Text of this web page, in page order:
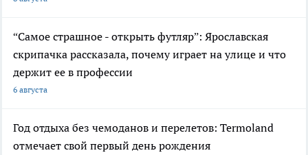
“Самое страшное - открыть футляр”: Ярославская
скрипачка рассказала, почему играет на улице и что
держит ее в профессии
6 августа
Год отдыха без чемоданов и перелетов: Termoland
отмечает свой первый день рождения